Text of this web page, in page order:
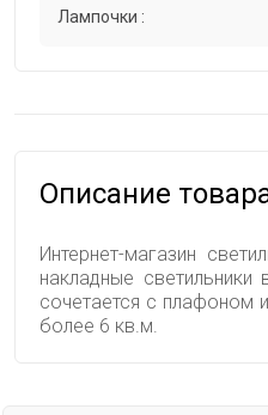
Лампочки :
Описание
Интернет-магазин
накладные
сочетается с плафоном
более 6 кв.м.